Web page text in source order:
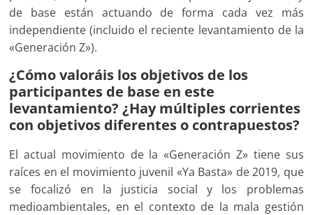
de base están actuando de forma cada vez más
independiente (incluido el reciente levantamiento de la
«Generación Z»).
¿Cómo valoráis los objetivos de los
participantes de base en este
levantamiento? ¿Hay múltiples corrientes
con objetivos diferentes o contrapuestos?
El actual movimiento de la «Generación Z» tiene sus
raíces en el movimiento juvenil «Ya Basta» de 2019, que
se focalizó en la justicia social y los problemas
medioambientales, en el contexto de la mala gestión